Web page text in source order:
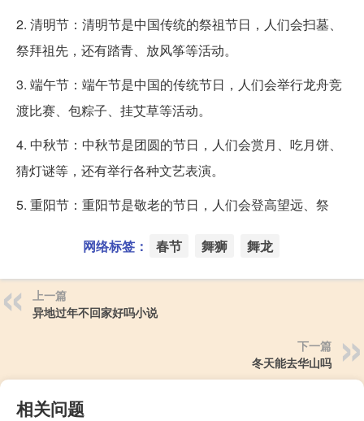
2. 清明节：清明节是中国传统的祭祖节日，人们会扫墓、
祭拜祖先，还有踏青、放风筝等活动。
3. 端午节：端午节是中国的传统节日，人们会举行龙舟竞
渡比赛、包粽子、挂艾草等活动。
4. 中秋节：中秋节是团圆的节日，人们会赏月、吃月饼、
猜灯谜等，还有举行各种文艺表演。
5. 重阳节：重阳节是敬老的节日，人们会登高望远、祭
网络标签： 春节 舞狮 舞龙
上一篇
异地过年不回家好吗小说
下一篇
冬天能去华山吗
相关问题